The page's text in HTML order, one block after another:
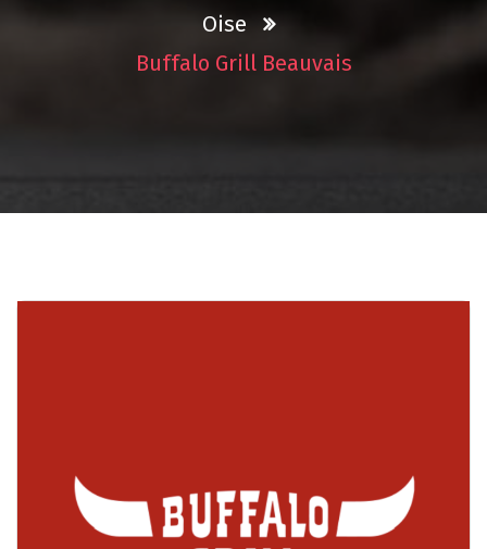
Oise
Buffalo Grill Beauvais